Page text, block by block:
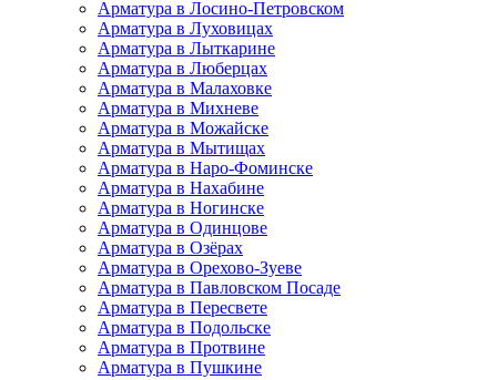
Арматура в Лосино-Петровском
Арматура в Луховицах
Арматура в Лыткарине
Арматура в Люберцах
Арматура в Малаховке
Арматура в Михневе
Арматура в Можайске
Арматура в Мытищах
Арматура в Наро-Фоминске
Арматура в Нахабине
Арматура в Ногинске
Арматура в Одинцове
Арматура в Озёрах
Арматура в Орехово-Зуеве
Арматура в Павловском Посаде
Арматура в Пересвете
Арматура в Подольске
Арматура в Протвине
Арматура в Пушкине